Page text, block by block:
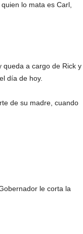
lo mata es Carl,
queda a cargo de Rick y
día de hoy.
de su madre, cuando
le corta la